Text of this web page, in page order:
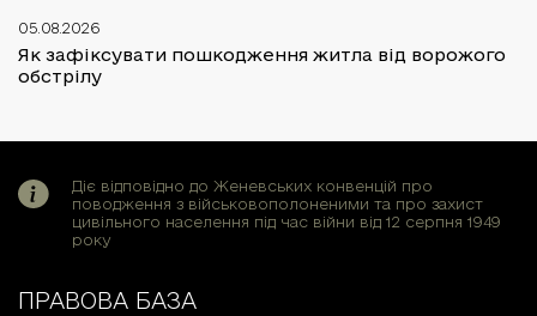
05.08.2026
Як зафіксувати пошкодження житла від ворожого
обстрілу
Діє відповідно до Женевських конвенцій про
поводження з військовополоненими та про захист
цивільного населення під час війни від 12 серпня 1949
року
ПРАВОВА БАЗА